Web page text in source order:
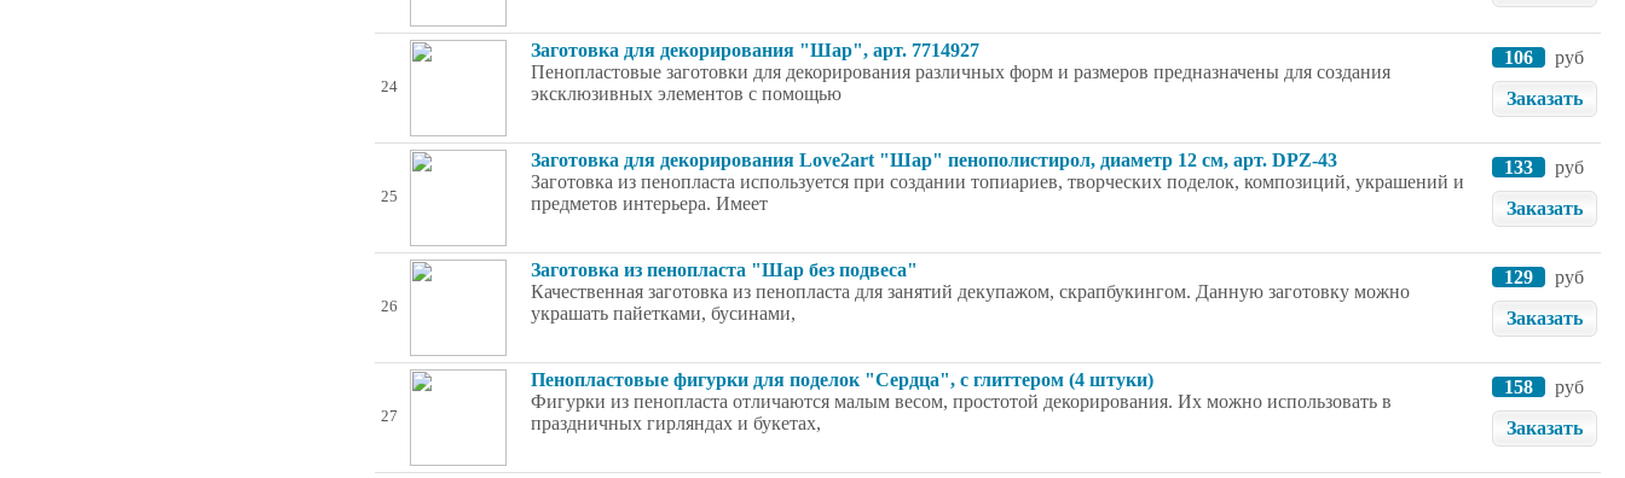
24
Заготовка для декорирования "Шар", арт. 7714927
Пенопластовые заготовки для декорирования различных форм и размеров предназначены для создания
эксклюзивных элементов с помощью
106
руб
Заказать
25
Заготовка для декорирования Love2art "Шар" пенополистирол, диаметр 12 см, арт. DPZ-43
Заготовка из пенопласта используется при создании топиариев, творческих поделок, композиций, украшений и
предметов интерьера. Имеет
133
руб
Заказать
26
Заготовка из пенопласта "Шар без подвеса"
Качественная заготовка из пенопласта для занятий декупажом, скрапбукингом. Данную заготовку можно
украшать пайетками, бусинами,
129
руб
Заказать
27
Пенопластовые фигурки для поделок "Сердца", с глиттером (4 штуки)
Фигурки из пенопласта отличаются малым весом, простотой декорирования. Их можно использовать в
праздничных гирляндах и букетах,
158
руб
Заказать